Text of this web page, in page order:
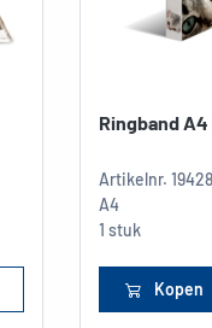
Ringband
Artikelnr. 19428
A4
1 stuk
Kopen